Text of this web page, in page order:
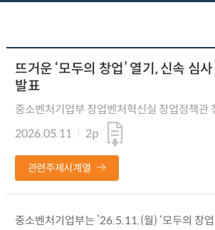
뜨거운 ‘모두의 창업’ 열기, 신속 심
발표
중소벤처기업부 창업벤처혁신실 창업정책관
2026.05.11
2p
관련주제시계열
중소벤처기업부는 ’26.5.11.(월) ‘모두의 창